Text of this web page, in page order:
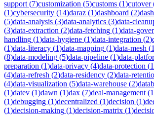
support (7)customization (5)customs (1)cutover
(1)cybersecurity (14)daraz (1)dashboard (2)
(5)data-analysis (3)data-analytics (3)data-
(3)data-extraction (2)data-fetching (1)data-
handling (1)data-hygiene (1)data-integration (2)
(1)data-literacy (1)data-mapping (1)data-mesh (1
(8)data-modeling (5)data-pipeline (1)data-
preparation (1)data-privacy (4)data-protection (
(4)data-refresh (2)data-residency (2)data-
(4)data-visualization (5)data-warehouse (2)
(1)datev (1)dawn (1)dax (7)deal-management (1
(1)debugging (1)decentralized (1)decision (1)
(1)decision-making (1)decision-matrix (1)